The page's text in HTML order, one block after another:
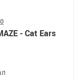
0
- Cat Ears